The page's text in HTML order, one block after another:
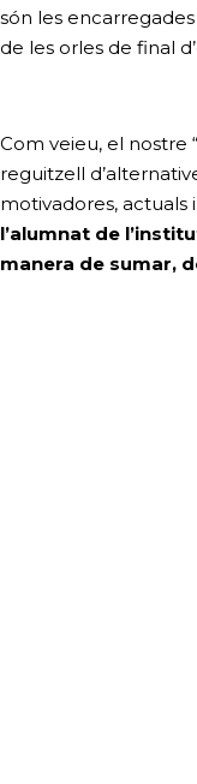
són les
de les orles de final
Com veieu, el nostre
reguitzell
motivadores, actuals
l’alumnat de
manera de sumar,